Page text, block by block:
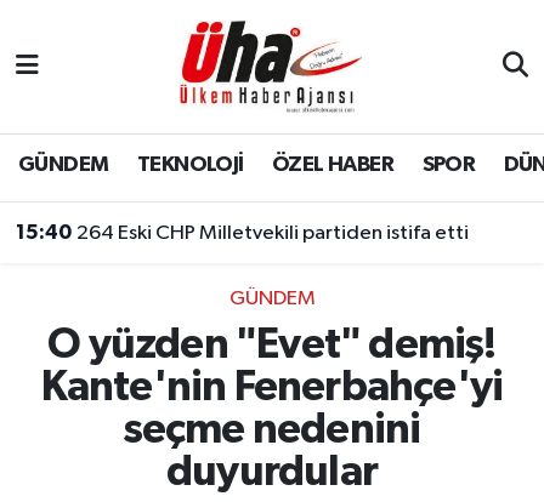
GÜNDEM TEKNOLOJİ ÖZEL HABER SPOR
15:40 264 Eski CHP Milletvekili partiden istifa etti
GÜNDEM
O yüzden "Evet" demiş!
Kante'nin Fenerbahçe'yi
seçme nedenini
duyurdular
İstanbul Nöbetçi Eczaneler
İstanbul Hava Durumu
Süper Lig Puan Durumu ve Fikstür
Tüm Manşetler
Son Dakika Haberleri